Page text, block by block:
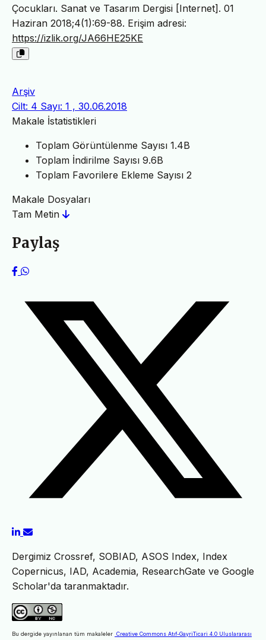
Çocukları. Sanat ve Tasarım Dergisi [Internet]. 01
Haziran 2018;4(1):69-88. Erişim adresi:
https://izlik.org/JA66HE25KE
Arşiv
Cilt: 4 Sayı: 1 , 30.06.2018
Makale İstatistikleri
Toplam Görüntülenme Sayısı 1.4B
Toplam İndirilme Sayısı 9.6B
Toplam Favorilere Ekleme Sayısı 2
Makale Dosyaları
Tam Metin
Paylaş
Dergimiz Crossref, SOBIAD, ASOS Index, Index
Copernicus, IAD, Academia, ResearchGate ve Google
Scholar'da taranmaktadır.
Bu dergide yayınlanan tüm makaleler Creative Commons Atıf-GayriTicari 4.0 Uluslararası